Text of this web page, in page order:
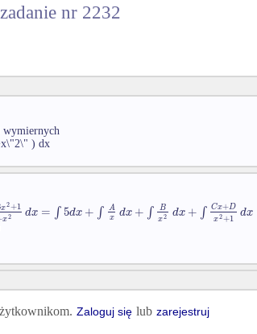
nr 2232
wymiernych
) dx
x2+1
x2 dx = ∫5dx + ∫ A
x dx + ∫
B
x2 dx + ∫ Cx+D
x2+1 dx
Zaloguj się lub zarejestruj